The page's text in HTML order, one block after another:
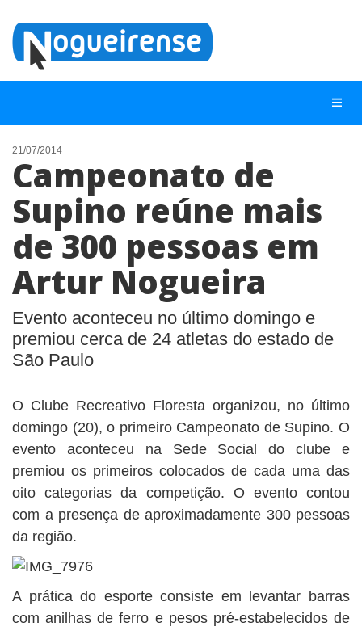
NOTÍCIAS
LISTA DIGITAL
TELEFONES ÚTEIS
CONTATO
ANUNCIE
21/07/2014
Campeonato de
Supino reúne mais
de 300 pessoas em
Artur Nogueira
Evento aconteceu no último domingo e
premiou cerca de 24 atletas do estado de
São Paulo
O Clube Recreativo Floresta organizou, no último
domingo (20), o primeiro Campeonato de Supino. O
evento aconteceu na Sede Social do clube e
premiou os primeiros colocados de cada uma das
oito categorias da competição. O evento contou
com a presença de aproximadamente 300 pessoas
da região.
A prática do esporte consiste em levantar barras
com anilhas de ferro e pesos pré-estabelecidos de